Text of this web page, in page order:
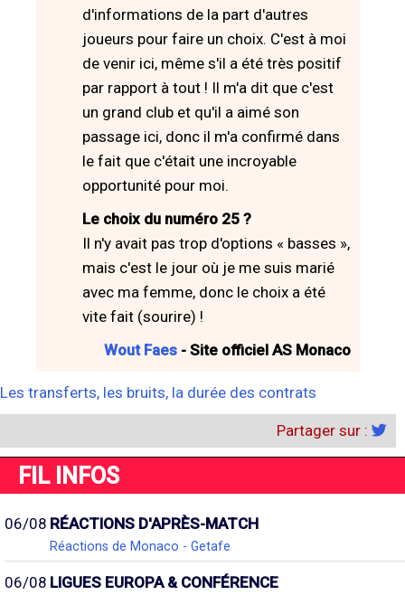
d'informations de la part d'autres
joueurs pour faire un choix. C'est à moi
de venir ici, même s'il a été très positif
par rapport à tout ! Il m'a dit que c'est
un grand club et qu'il a aimé son
passage ici, donc il m'a confirmé dans
le fait que c'était une incroyable
opportunité pour moi.
Le choix du numéro 25 ?
Il n'y avait pas trop d'options « basses »,
mais c'est le jour où je me suis marié
avec ma femme, donc le choix a été
vite fait (sourire) !
Wout Faes - Site officiel AS Monaco
Les transferts, les bruits, la durée des contrats
Partager sur :
FIL INFOS
06/08 RÉACTIONS D'APRÈS-MATCH
Réactions de Monaco - Getafe
06/08 LIGUES EUROPA & CONFÉRENCE